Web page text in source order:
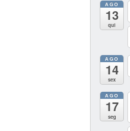
AGO
13
qui
AGO
14
sex
AGO
17
seg